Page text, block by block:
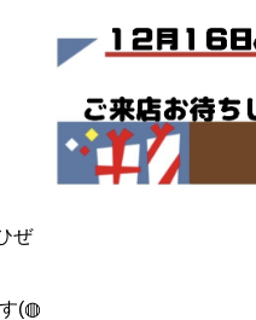
ぜ
(◍